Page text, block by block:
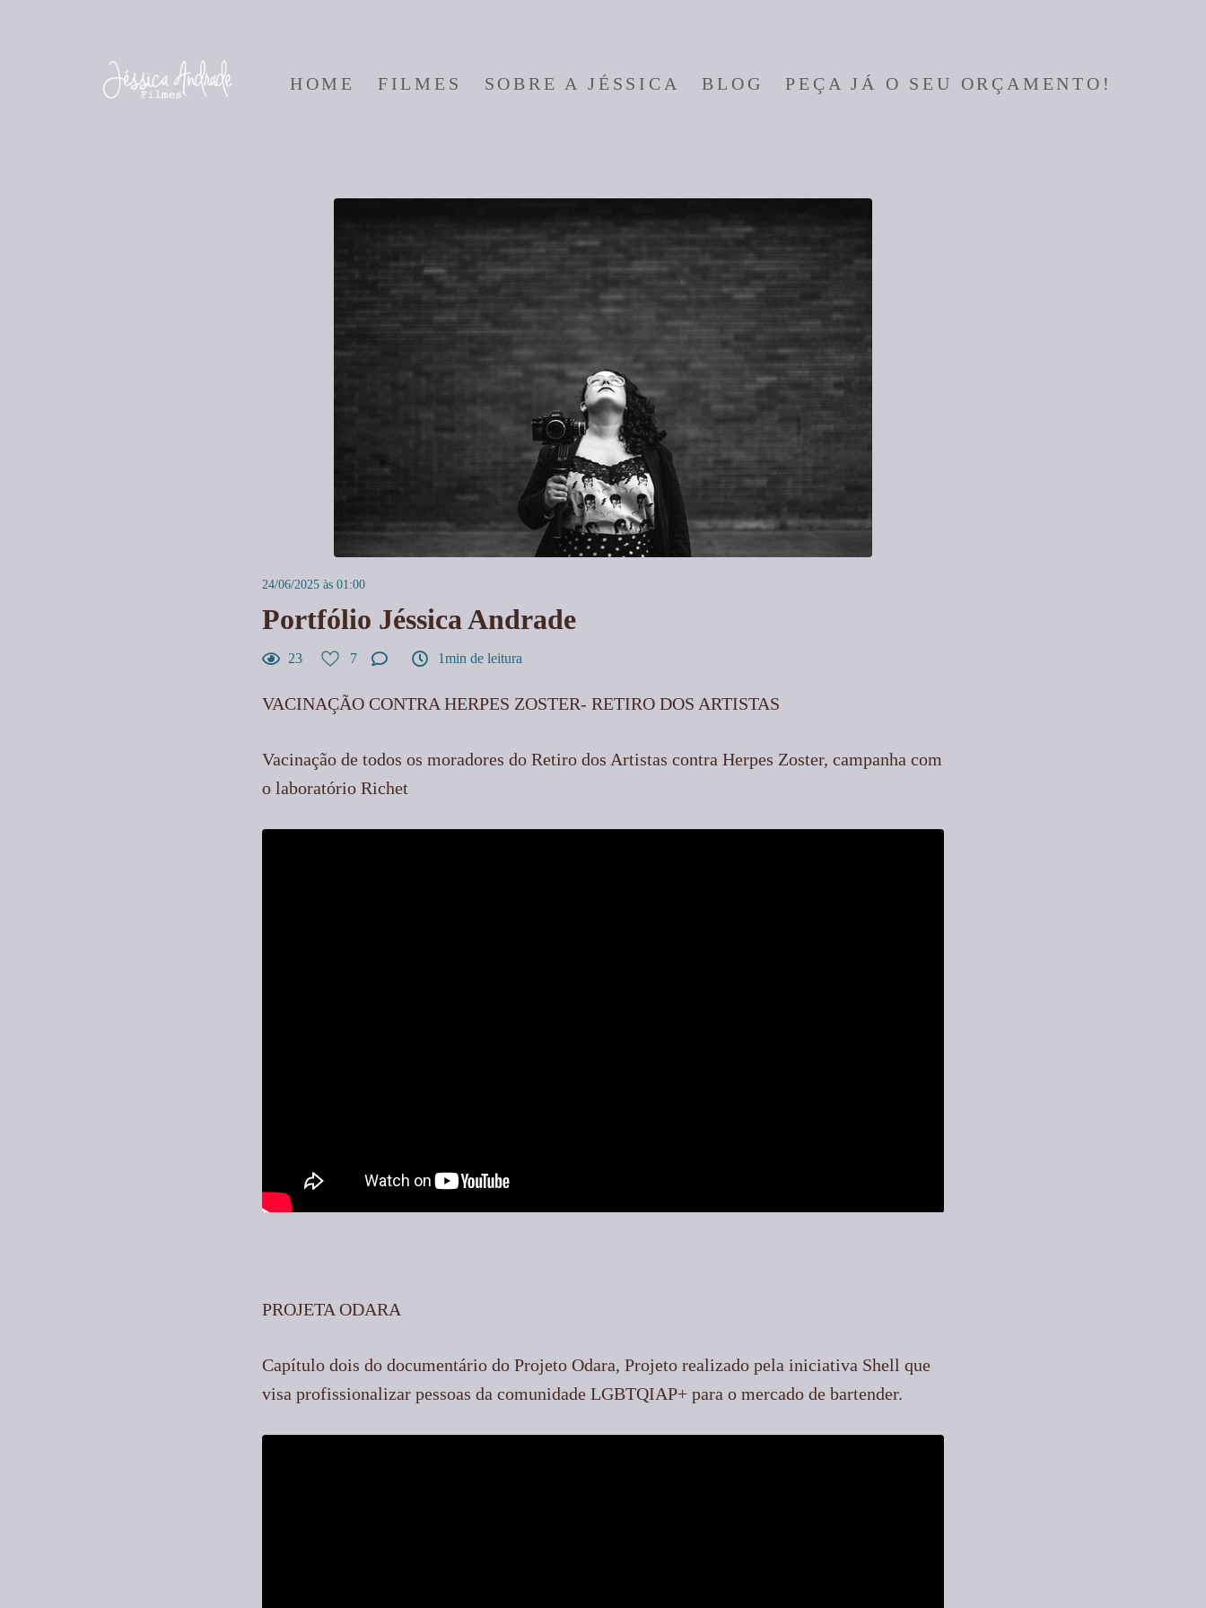
HOME FILMES SOBRE A JÉSSICA BLOG PEÇA JÁ O SEU ORÇAMENTO!
24/06/2025 às 01:00
Portfólio Jéssica Andrade
23 7 1min de leitura
VACINAÇÃO CONTRA HERPES ZOSTER- RETIRO DOS ARTISTAS
Vacinação de todos os moradores do Retiro dos Artistas contra Herpes Zoster, campanha com
o laboratório Richet
PROJETA ODARA
Capítulo dois do documentário do Projeto Odara, Projeto realizado pela iniciativa Shell que
visa profissionalizar pessoas da comunidade LGBTQIAP+ para o mercado de bartender.